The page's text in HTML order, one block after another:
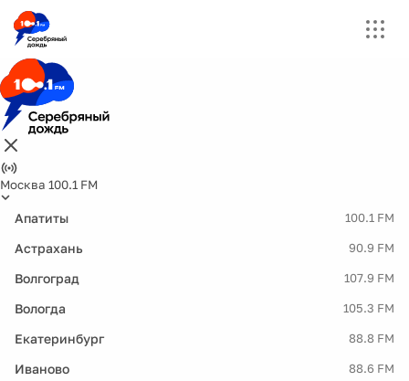
Москва 100.1 FM
Апатиты 100.1 FM
Астрахань 90.9 FM
Волгоград 107.9 FM
Вологда 105.3 FM
Екатеринбург 88.8 FM
Иваново 88.6 FM